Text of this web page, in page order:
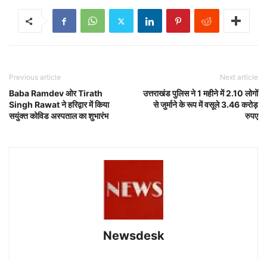
Previous article
Baba Ramdev ओर Tirath
Singh Rawat ने हरिद्वार में किया
सयुंक्त कोविड अस्पताल का शुभारंभ
Next article
उत्तराखंड पुलिस ने 1 महीने में 2.10 लोगों
से जुर्माने के रूप में वसूले 3.46 करोड़
रुपए
Newsdesk